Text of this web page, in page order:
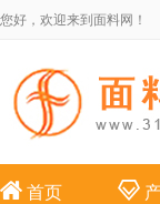
您好，欢迎来到面料网！
 首页 